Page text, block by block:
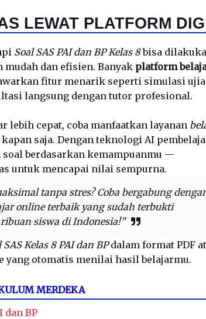
LEWAT PLATFORM
Soal SAS PAI dan BP Kelas 8bisa
mudah dan efisien. Banyak platform
fitur menarik seperti simulasi
langsung dengan tutor profesional.
lebih cepat, coba manfaatkan layanan
saja. Dengan teknologi AI
berdasarkan kemampuanmu —
untuk mencapai nilai sempurna.
tanpa stres? Coba bergabung
online terbaik yang sudah terbukti
siswa di Indonesia!”
SAS Kelas 8 PAI dan BPdalam format PDF
yang otomatis menilai hasil belajarmu.
MERDEKA
dan BP